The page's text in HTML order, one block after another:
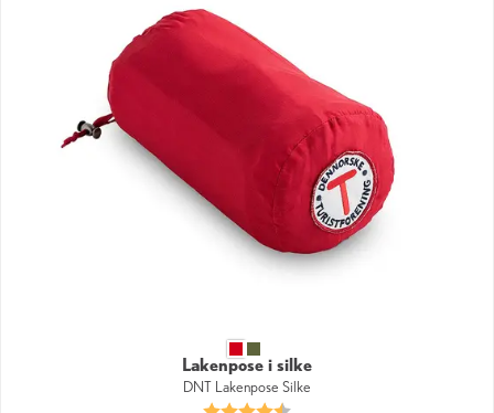
Lakenpose i silke
DNT Lakenpose Silke
Karakter: